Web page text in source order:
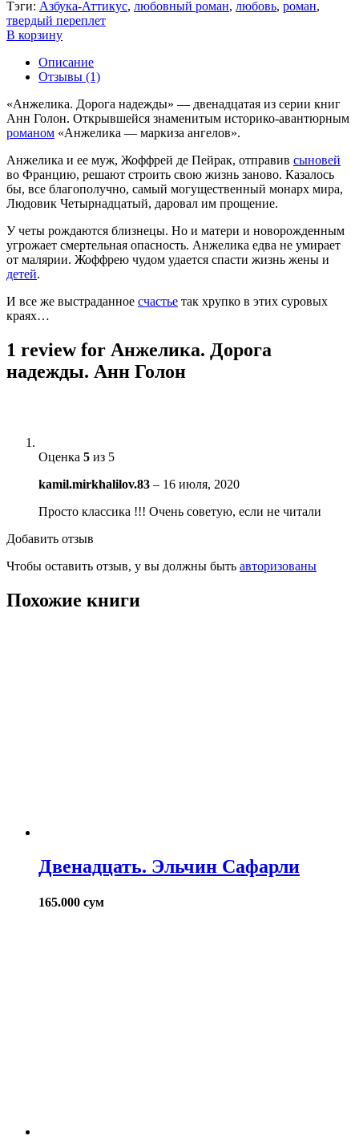
Тэги: Азбука-Аттикус, любовный роман, любовь, роман,
твердый переплет
В корзину
Описание
Отзывы (1)
«Анжелика. Дорога надежды» — двенадцатая из серии книг
Анн Голон. Открывшейся знаменитым историко-авантюрным
романом «Анжелика — маркиза ангелов».
Анжелика и ее муж, Жоффрей де Пейрак, отправив сыновей
во Францию, решают строить свою жизнь заново. Казалось
бы, все благополучно, самый могущественный монарх мира,
Людовик Четырнадцатый, даровал им прощение.
У четы рождаются близнецы. Но и матери и новорожденным
угрожает смертельная опасность. Анжелика едва не умирает
от малярии. Жоффрею чудом удается спасти жизнь жены и
детей.
И все же выстраданное счастье так хрупко в этих суровых
краях…
1 review for Анжелика. Дорога
надежды. Анн Голон
Оценка 5 из 5
kamil.mirkhalilov.83 – 16 июля, 2020
Просто классика !!! Очень советую, если не читали
Добавить отзыв
Чтобы оставить отзыв, у вы должны быть авторизованы
Похожие книги
Двенадцать. Эльчин Сафарли
165.000 сум